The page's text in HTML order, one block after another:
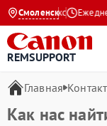
Смоленск
4.9 на Яндекс
REMSUPPORT
Главная
Как нас